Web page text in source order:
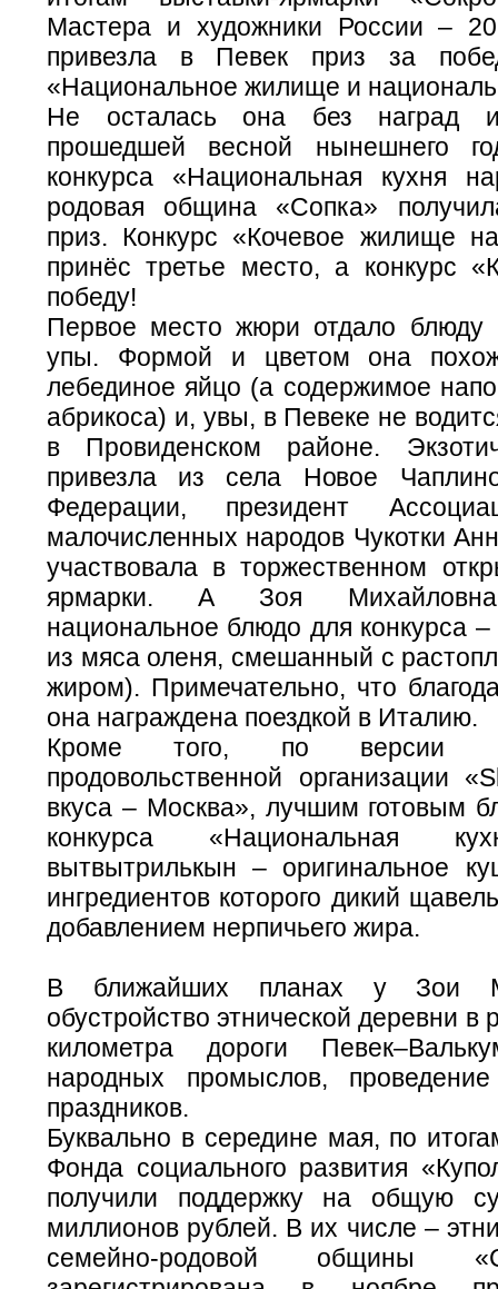
Мастера и художники России –
привезла в Певек приз за
«Национальное жилище и
Не осталась она без наград
прошедшей весной нынешнего
конкурса «Национальная кухня
родовая община «Сопка»
приз. Конкурс «Кочевое жилище
принёс третье место, а конкурс
победу!
Первое место жюри отдало блюду
упы. Формой и цветом она
лебединое яйцо (а содержимое
абрикоса) и, увы, в Певеке не
в Провиденском районе.
привезла из села Новое
Федерации, президент
малочисленных народов Чукотки
участвовала в торжественном
ярмарки. А Зоя Михайловна
национальное блюдо для конкурса
из мяса оленя, смешанный с
жиром). Примечательно, что
она награждена поездкой в Италию.
Кроме того, по версии
продовольственной организации
вкуса – Москва», лучшим готовым
конкурса «Национальная
вытвытрилькын – оригинальное
ингредиентов которого дикий
добавлением нерпичьего жира.
В ближайших планах у Зои
обустройство этнической деревни в
километра дороги
народных промыслов,
праздников.
Буквально в середине мая, по
Фонда социального развития
получили поддержку на общую
миллионов рублей. В их числе –
семейно-родовой общины